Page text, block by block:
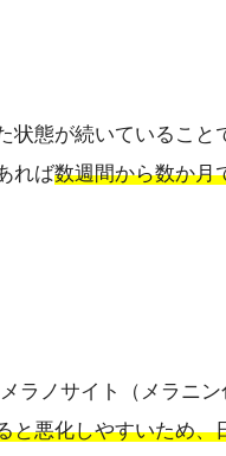
態が続いているこ
れば数週間から数か月
ラノサイト（メラニ
と悪化しやすいため